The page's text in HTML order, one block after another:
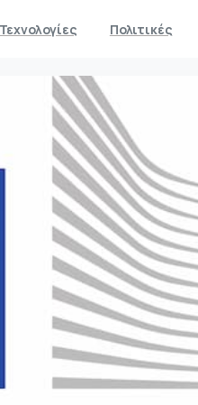
Τεχνολογίες Πολιτικές